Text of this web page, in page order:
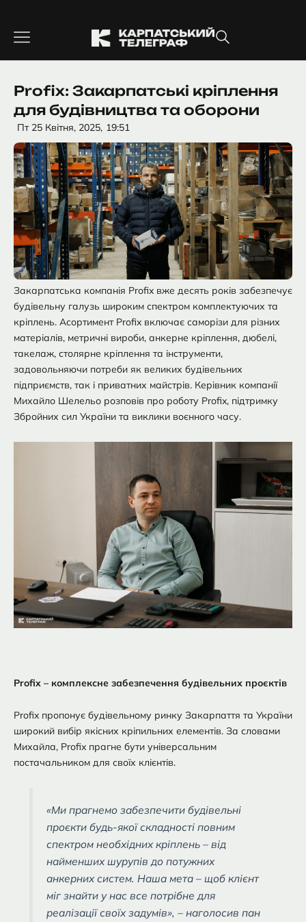
вмісту
Profix: Закарпатські кріплення
для будівництва та оборони
Пт 25 Квітня, 2025, 19:51
Закарпатська компанія Profix вже десять років забезпечує
будівельну галузь широким спектром комплектуючих та
кріплень. Асортимент Profix включає саморізи для різних
матеріалів, метричні вироби, анкерне кріплення, дюбелі,
такелаж, столярне кріплення та інструменти,
задовольняючи потреби як великих будівельних
підприємств, так і приватних майстрів. Керівник компанії
Михайло Шелельо розповів про роботу Profix, підтримку
Збройних сил України та виклики воєнного часу.
Profix – комплексне забезпечення будівельних проєктів
Profix пропонує будівельному ринку Закарпаття та України
широкий вибір якісних кріпильних елементів. За словами
Михайла, Profix прагне бути універсальним
постачальником для своїх клієнтів.
«Ми прагнемо забезпечити будівельні
проєкти будь-якої складності повним
спектром необхідних кріплень – від
найменших шурупів до потужних
анкерних систем. Наша мета – щоб клієнт
міг знайти у нас все потрібне для
реалізації своїх задумів», – наголосив пан